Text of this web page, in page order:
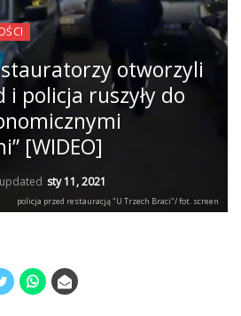
otworzyli
i policja ruszyły do
[WIDEO]
sty 11, 2021
policja przed restauracją "U Trzech Braci"/ fot. screen